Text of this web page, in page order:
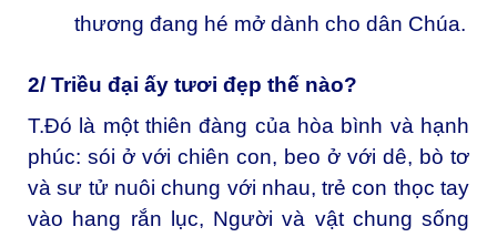
thương đang hé mở dành cho dân Chúa.
2/ Triều đại ấy tươi đẹp thế nào?
T.Đó là một thiên đàng của hòa bình và hạnh
phúc: sói ở với chiên con, beo ở với dê, bò tơ
và sư tử nuôi chung với nhau, trẻ con thọc tay
vào hang rắn lục, Người và vật chung sống